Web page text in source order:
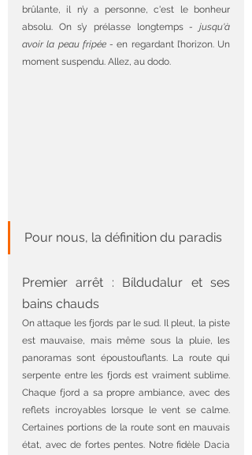
brûlante, il n’y a personne, c'est le bonheur
absolu. On s’y prélasse longtemps - jusqu'à
avoir la peau fripée - en regardant l’horizon. Un
moment suspendu. Allez, au dodo.
Pour nous, la définition du paradis
Premier arrêt : Bíldudalur et ses
bains chauds
On attaque les fjords par le sud. Il pleut, la piste
est mauvaise, mais même sous la pluie, les
panoramas sont époustouflants. La route qui
serpente entre les fjords est vraiment sublime.
Chaque fjord a sa propre ambiance, avec des
reflets incroyables lorsque le vent se calme.
Certaines portions de la route sont en mauvais
état, avec de fortes pentes. Notre fidèle Dacia